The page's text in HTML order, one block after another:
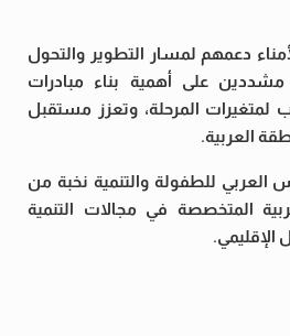
دعمهم لمسار التطوير والتحول
على أهمية بناء مبادرات
المرحلة، وتعزز مستقبل
العربية.
للطفولة والتنمية نخبة من
المتخصصة في مجالات التنمية
الإقليمي.